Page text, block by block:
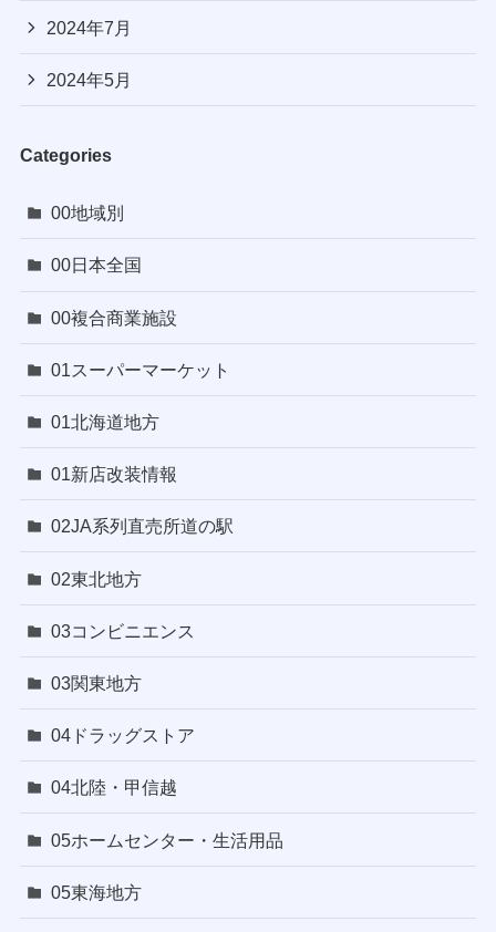
2024年7月
2024年5月
Categories
00地域別
00日本全国
00複合商業施設
01スーパーマーケット
01北海道地方
01新店改装情報
02JA系列直売所道の駅
02東北地方
03コンビニエンス
03関東地方
04ドラッグストア
04北陸・甲信越
05ホームセンター・生活用品
05東海地方